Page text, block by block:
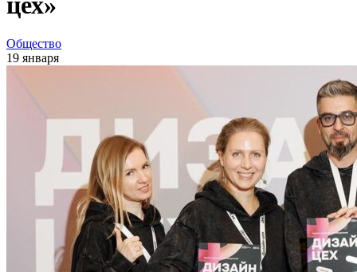
Общество
19 января